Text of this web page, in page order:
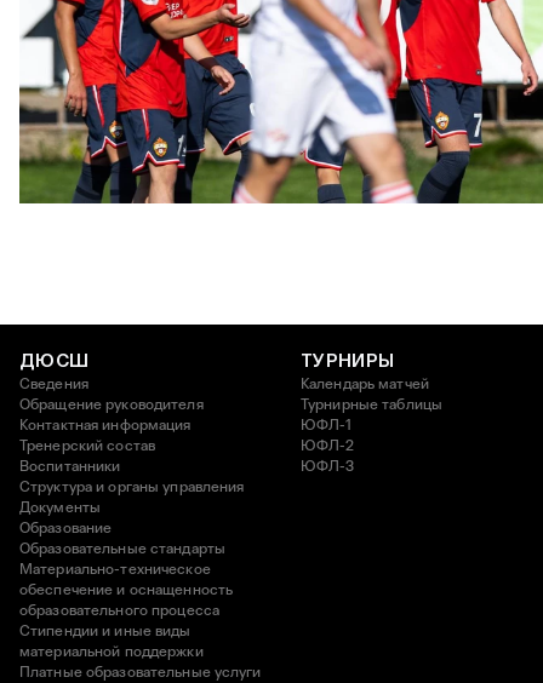
ЮФЛ: Московское дерби на «Октябре»
3 АВГУСТА 2026 14:15
ДЮСШ
Сведения
Обращение руководителя
Контактная информация
Тренерский состав
Воспитанники
Структура и органы управления
Документы
Образование
Образовательные стандарты
Материально-техническое
обеспечение и оснащенность
образовательного процесса
Стипендии и иные виды
материальной поддержки
Платные образовательные услуги
ТУРНИРЫ
Календарь матчей
Турнирные таблицы
ЮФЛ-1
ЮФЛ-2
ЮФЛ-3